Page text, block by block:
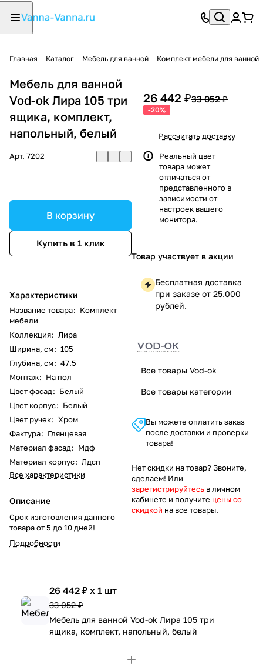
Главная Каталог Мебель для ванной Комплект мебели для ванной
Мебель для ванной
Vod-ok Лира 105 три
ящика, комплект,
напольный, белый
Арт. 7202
В корзину
Купить в 1 клик
Характеристики
Название товара: Комплект
мебели
Коллекция: Лира
Ширина, см: 105
Глубина, см: 47.5
Монтаж: На пол
Цвет фасад: Белый
Цвет корпус: Белый
Цвет ручек: Хром
Фактура: Глянцевая
Материал фасад: Мдф
Материал корпус: Лдсп
Все характеристики
Описание
Срок изготовления данного
товара от 5 до 10 дней!
Подробности
26 442 ₽33 052 ₽
-20%
Рассчитать доставку
Реальный цвет
товара может
отличаться от
представленного в
зависимости от
настроек вашего
монитора.
Товар участвует в акции
Бесплатная доставка
при заказе от 25.000
рублей.
Все товары Vod-ok
Все товары категории
Вы можете оплатить заказ
после доставки и проверки
товара!
Нет скидки на товар? Звоните,
сделаем! Или
зарегистрируйтесь в личном
кабинете и получите цены со
скидкой на все товары.
26 442 ₽ x 1 шт
33 052 ₽
Мебель для ванной Vod-ok Лира 105 три
ящика, комплект, напольный, белый